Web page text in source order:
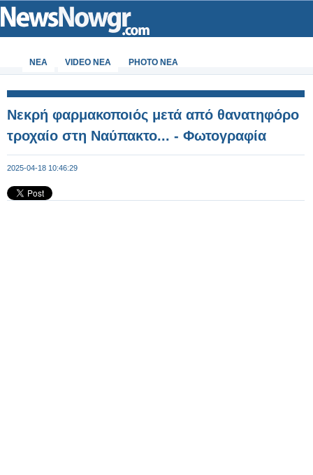
ΝΕΑ VIDEO NEA PHOTO NEA
Νεκρή φαρμακοποιός μετά από θανατηφόρο
τροχαίο στη Ναύπακτο... - Φωτογραφία
2025-04-18 10:46:29